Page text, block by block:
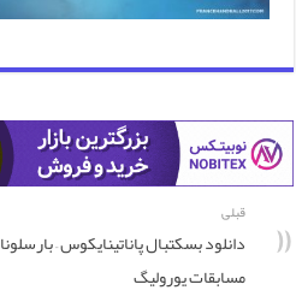
قبلی
دانلود بسکتبال پاناتینایکوس – بارسلونا
مسابقات یورولیگ